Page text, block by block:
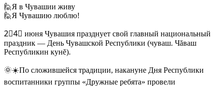
🙋Я в Чувашии живу
🙋Я Чувашию люблю!
2⃣4⃣ июня Чувашия празднует свой главный национальный
праздник — День Чувашской Республики (чуваш. Чăваш
Республикин кунĕ).
🌞☀️По сложившейся традиции, накануне Дня Республики
воспитанники группы «Дружные ребята» провели